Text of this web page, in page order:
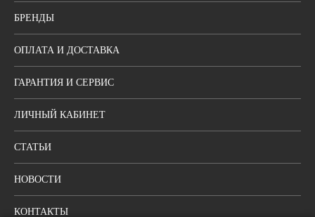
БРЕНДЫ
ОПЛАТА И ДОСТАВКА
ГАРАНТИЯ И СЕРВИС
ЛИЧНЫЙ КАБИНЕТ
СТАТЬИ
НОВОСТИ
КОНТАКТЫ